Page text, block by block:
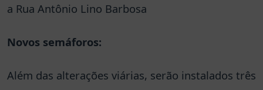
a Rua Antônio Lino Barbosa
Novos semáforos:
Além das alterações viárias, serão instalados três